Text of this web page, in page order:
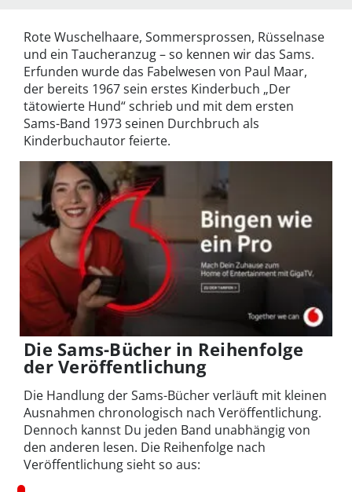
Rote Wuschelhaare, Sommersprossen, Rüsselnase
und ein Taucheranzug – so kennen wir das Sams.
Erfunden wurde das Fabelwesen von Paul Maar,
der bereits 1967 sein erstes Kinderbuch „Der
tätowierte Hund“ schrieb und mit dem ersten
Sams-Band 1973 seinen Durchbruch als
Kinderbuchautor feierte.
Die Sams-Bücher in Reihenfolge
der Veröffentlichung
Die Handlung der Sams-Bücher verläuft mit kleinen
Ausnahmen chronologisch nach Veröffentlichung.
Dennoch kannst Du jeden Band unabhängig von
den anderen lesen. Die Reihenfolge nach
Veröffentlichung sieht so aus: